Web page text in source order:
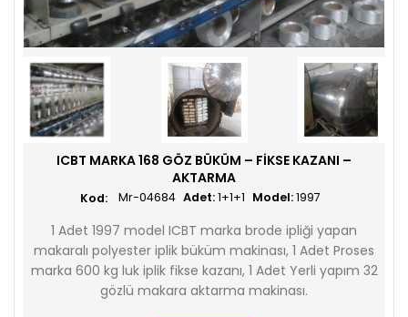
ICBT MARKA 168 GÖZ BÜKÜM – FIKSE KAZANI –
AKTARMA
Adet:1+1+1 Model:1997
Mr-04684
1 Adet 1997 model ICBT marka brode ipliği yapan
makaralı polyester iplik büküm makinası, 1 Adet Proses
marka 600 kg luk iplik fikse kazanı, 1 Adet Yerli yapım 32
gözlü makara aktarma makinası.